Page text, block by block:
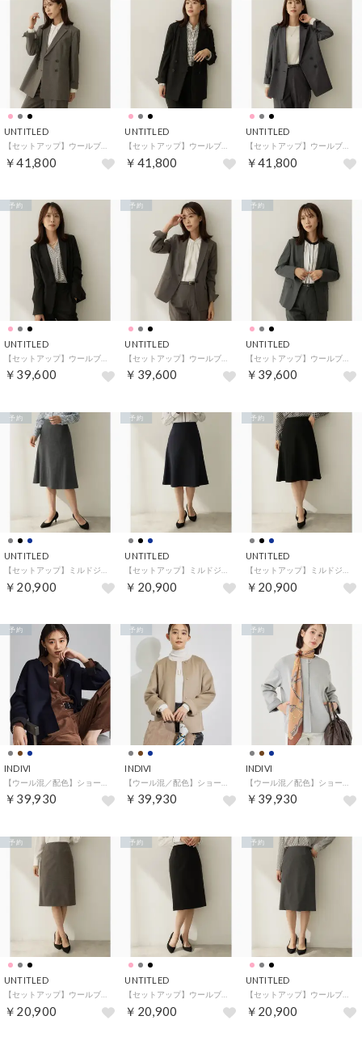
UNTITLED
￥41,800
UNTITLED
￥41,800
UNTITLED
【セットアップ】ウールブレンドダブルジャケット （チャコールグレー(013)）
￥41,800
UNTITLED
￥39,600
予約
UNTITLED
￥39,600
予約
UNTITLED
【セットアップ】ウールブレンドテーラードジャケット （チャコールグレー(013)）
￥39,600
予約
UNTITLED
【セットアップ】ミルドジャージフレアスカート （チャコールグレー(014)）
￥20,900
予約
UNTITLED
【セットアップ】ミルドジャージフレアスカート （ネイビー(094)）
￥20,900
予約
UNTITLED
【セットアップ】ミルドジャージフレアスカート （ブラック(019)）
￥20,900
予約
INDIVI
￥39,930
予約
INDIVI
￥39,930
予約
INDIVI
￥39,930
予約
UNTITLED
【セットアップ】ウールブレンドタイトスカート （ピンクベージュ(053)）
￥20,900
予約
UNTITLED
【セットアップ】ウールブレンドタイトスカート （ブラック(019)）
￥20,900
予約
UNTITLED
【セットアップ】ウールブレンドタイトスカート （チャコールグレー(013)）
￥20,900
予約